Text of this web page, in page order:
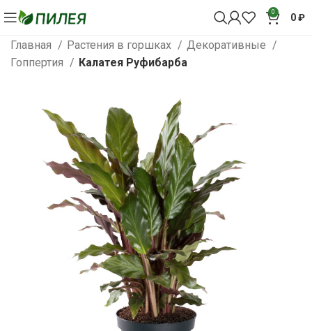
0 0₽
Главная Растения в горшках
Декоративные
Гоппертия
Калатея Руфибарба